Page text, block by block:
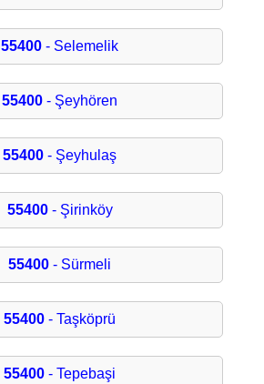
55400 - Selemelik
55400 - Şeyhören
55400 - Şeyhulaş
55400- Şirinköy
55400 - Sürmeli
55400 - Taşköprü
55400 - Tepebaşi